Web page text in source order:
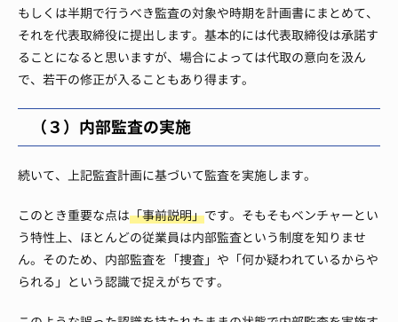
もしくは半期で行うべき監査の対象や時期を計画書にまとめて、
それを代表取締役に提出します。 基本的には代表取締役は承諾す
ることになると思いますが、場合によっては代取の意向を汲ん
で、若干の修正が入ることもあり得ます。
（３）内部監査の実施
続いて、上記監査計画に基づいて監査を実施します。
このとき重要な点は「事前説明」です。 そもそもベンチャーとい
う特性上、ほとんどの従業員は内部監査という制度を知りませ
ん。 そのため、内部監査を「捜査」や「何か疑われているからや
られる」という認識で捉えがちです。